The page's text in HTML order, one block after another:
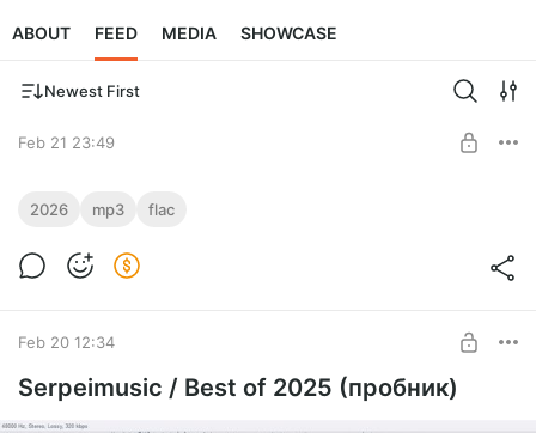
ABOUT FEED MEDIA SHOWCASE
Newest First
Feb 21 23:49
SHAKE ME! / Serpeimusic 2026 / new
Свежие треки от Serpeimusic
2026 mp3 flac
Feb 20 12:34
Serpeimusic / Best of 2025 (пробник)